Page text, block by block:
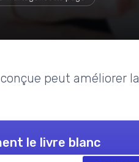
peut améliorer la
le livre blanc